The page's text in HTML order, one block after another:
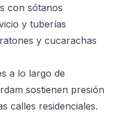
con sótanos
y tuberías
y cucarachas
a lo largo de
sostienen presión
calles residenciales.